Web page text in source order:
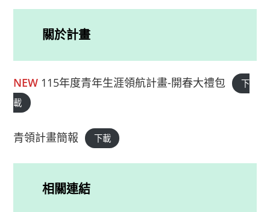
關於計畫
NEW 115年度青年生涯領航計畫-開春大禮包
下
載
青領計畫簡報 下載
相關連結